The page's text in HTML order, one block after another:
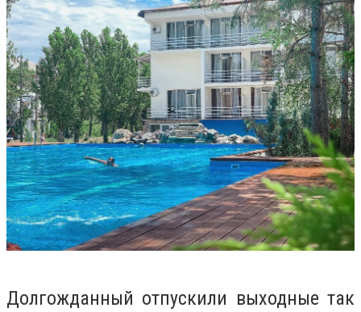
Долгожданный отпускили выходные так